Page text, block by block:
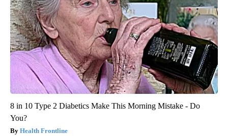
8 in 10 Type 2 Diabetics Make This Morning Mistake - Do
You?
Health Frontline